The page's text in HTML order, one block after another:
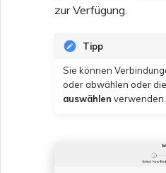
zur Verfügung.
Tipp
Sie können
oder abwählen oder
auswählen verwenden.